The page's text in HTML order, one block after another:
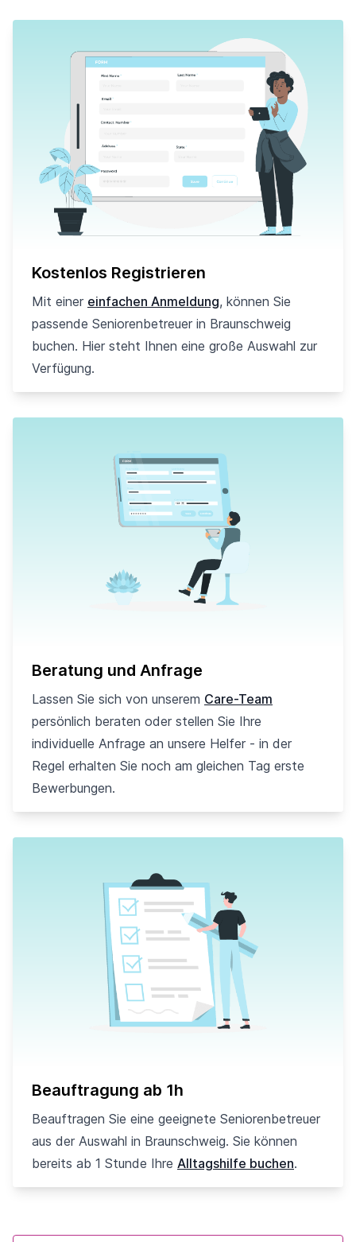
Kostenlos Registrieren
Mit einer einfachen Anmeldung, können Sie
passende Seniorenbetreuer in Braunschweig
buchen. Hier steht Ihnen eine große Auswahl zur
Verfügung.
Beratung und Anfrage
Lassen Sie sich von unserem Care-Team
persönlich beraten oder stellen Sie Ihre
individuelle Anfrage an unsere Helfer - in der
Regel erhalten Sie noch am gleichen Tag erste
Bewerbungen.
Beauftragung ab 1h
Beauftragen Sie eine geeignete Seniorenbetreuer
aus der Auswahl in Braunschweig. Sie können
bereits ab 1 Stunde Ihre Alltagshilfe buchen.